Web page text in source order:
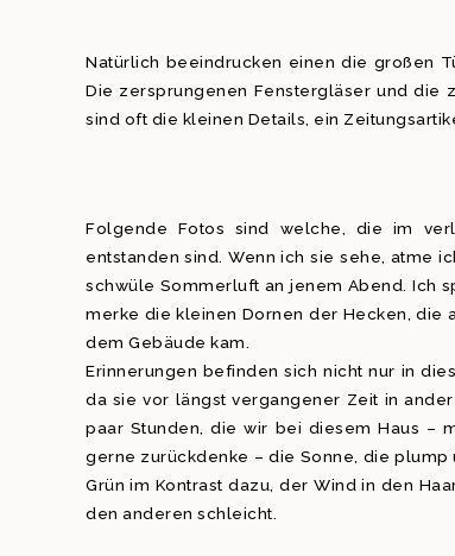
Natürlich beeindrucken einen die großen
Die zersprungenen Fenstergläser und die
sind oft die kleinen Details, ein
Folgende Fotos sind welche, die im
entstanden sind. Wenn ich sie sehe, atme
schwüle Sommerluft an jenem Abend. Ich
merke die kleinen Dornen der Hecken, die
dem Gebäude kam.
Erinnerungen befinden sich nicht nur in
da sie vor längst vergangener Zeit in
paar Stunden, die wir bei diesem Haus –
gerne zurückdenke – die Sonne, die
Grün im Kontrast dazu, der Wind in den
den anderen schleicht.